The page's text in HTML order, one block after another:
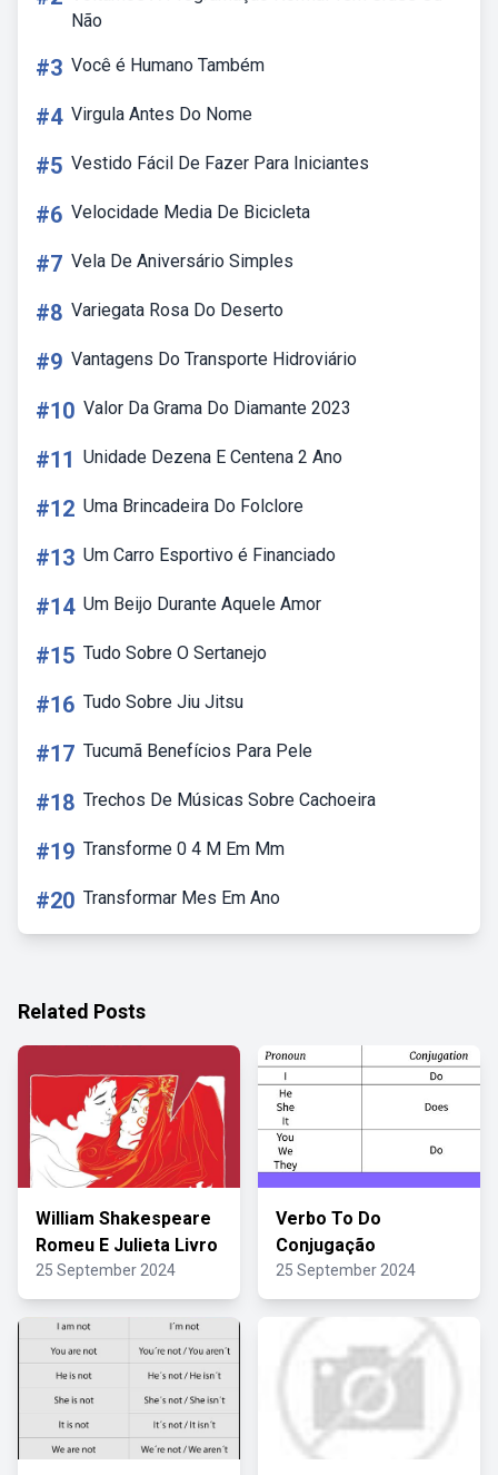
Não
#3 Você é Humano Também
#4 Virgula Antes Do Nome
#5 Vestido Fácil De Fazer Para Iniciantes
#6 Velocidade Media De Bicicleta
#7 Vela De Aniversário Simples
#8 Variegata Rosa Do Deserto
#9 Vantagens Do Transporte Hidroviário
#10 Valor Da Grama Do Diamante 2023
#11 Unidade Dezena E Centena 2 Ano
#12 Uma Brincadeira Do Folclore
#13 Um Carro Esportivo é Financiado
#14 Um Beijo Durante Aquele Amor
#15 Tudo Sobre O Sertanejo
#16 Tudo Sobre Jiu Jitsu
#17 Tucumã Benefícios Para Pele
#18 Trechos De Músicas Sobre Cachoeira
#19 Transforme 0 4 M Em Mm
#20 Transformar Mes Em Ano
Related Posts
William Shakespeare
Romeu E Julieta Livro
25 September 2024
Verbo To Do
Conjugação
25 September 2024